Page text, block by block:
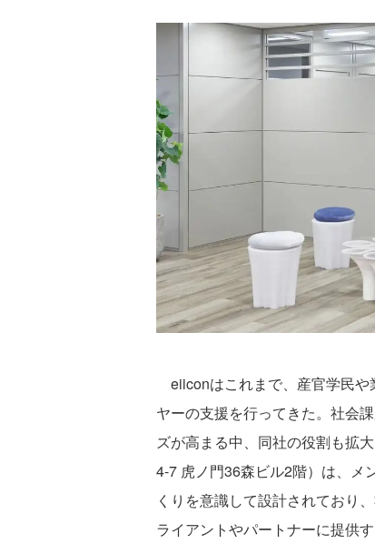
eiiconはこれまで、産官学民や
ヤーの支援を行ってきた。社会
ズが高まる中、同社の役割も拡
4-7 虎ノ門36森ビル2階）は、メ
くりを意識して設計されており
ライアントやパートナーに提供